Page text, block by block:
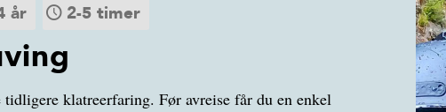
år 2-5 timer
klatreerfaring. Før avreise får du en enkel